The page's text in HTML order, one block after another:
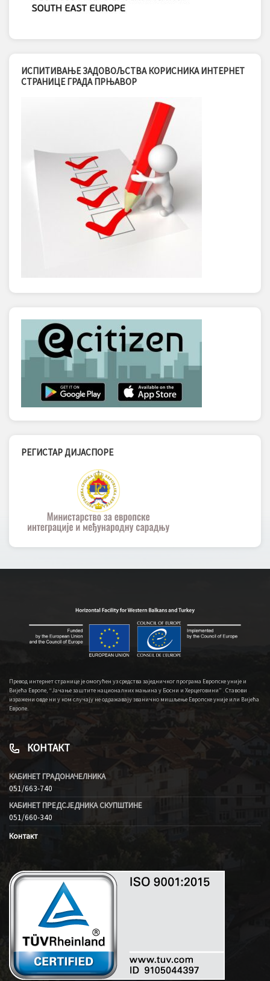
ИСПИТИВАЊЕ ЗАДОВОЉСТВА КОРИСНИКА ИНТЕРНЕТ
СТРАНИЦЕ ГРАДА ПРЊАВОР
РЕГИСТАР ДИЈАСПОРЕ
Превод интернет странице је омогућен уз средства заједничког програма Европске уније и
Вијећа Европе, “Јачање заштите националних мањина у Босни и Херцеговини” . Ставови
изражени овде ни у ком случају не одражавају званично мишљење Европске уније или Вијећа
Европе.
КОНТАКТ
КАБИНЕТ ГРАДОНАЧЕЛНИКА
051/663-740
КАБИНЕТ ПРЕДСЈЕДНИКА СКУПШТИНЕ
051/660-340
Контакт